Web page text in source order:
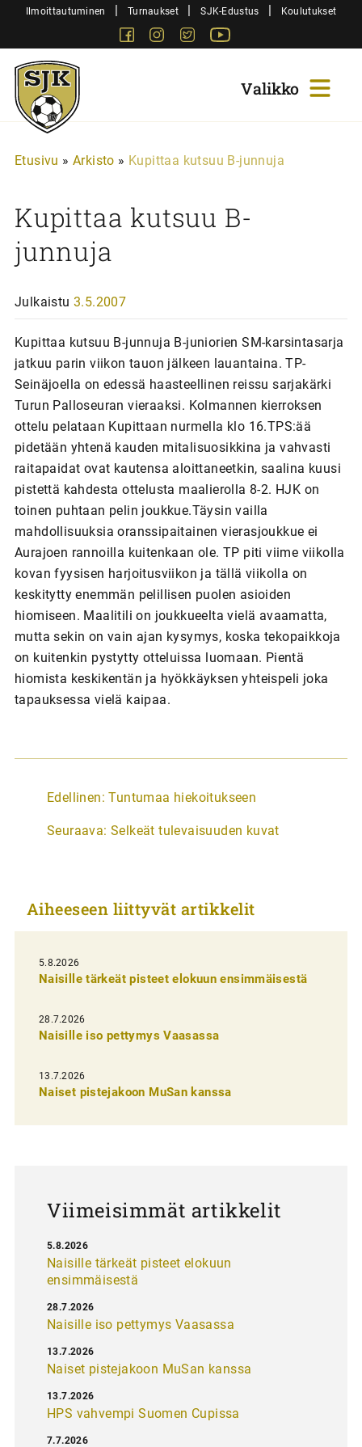
SiirryIlmoittautuminen | Turnaukset | SJK-Edustus | Koulutukset
FacebookInstagram
Twitter
Sjk-
Juniorit
Etusivu » Arkisto » Kupittaa kutsuu B-junnuja
Kupittaa kutsuu B-
junnuja
Julkaistu 3.5.2007
Kupittaa kutsuu B-junnuja B-juniorien SM-karsintasarja
jatkuu parin viikon tauon jälkeen lauantaina. TP-
Seinäjoella on edessä haasteellinen reissu sarjakärki
Turun Palloseuran vieraaksi. Kolmannen kierroksen
ottelu pelataan Kupittaan nurmella klo 16.TPS:ää
pidetään yhtenä kauden mitalisuosikkina ja vahvasti
raitapaidat ovat kautensa aloittaneetkin, saalina kuusi
pistettä kahdesta ottelusta maalierolla 8-2. HJK on
toinen puhtaan pelin joukkue.Täysin vailla
mahdollisuuksia oranssipaitainen vierasjoukkue ei
Aurajoen rannoilla kuitenkaan ole. TP piti viime viikolla
kovan fyysisen harjoitusviikon ja tällä viikolla on
keskitytty enemmän pelillisen puolen asioiden
hiomiseen. Maalitili on joukkueelta vielä avaamatta,
mutta sekin on vain ajan kysymys, koska tekopaikkoja
on kuitenkin pystytty otteluissa luomaan. Pientä
hiomista keskikentän ja hyökkäyksen yhteispeli joka
tapauksessa vielä kaipaa.
A
t
k
e
l
i
e
n
e
Edellinen: Tuntumaa hiekoitukseen
Seuraava: Selkeät tulevaisuuden kuvat
Aiheeseen liittyvät artikkelit
5.8.2026
Naisille tärkeät pisteet elokuun ensimmäisestä
28.7.2026
Naisille iso pettymys Vaasassa
13.7.2026
Naiset pistejakoon MuSan kanssa
Viimeisimmät artikkelit
Naisille tärkeät pisteet elokuun
ensimmäisestä
5.8.2026
Naisille iso pettymys Vaasassa
28.7.2026
Naiset pistejakoon MuSan kanssa
13.7.2026
HPS vahvempi Suomen Cupissa
13.7.2026
7.7.2026